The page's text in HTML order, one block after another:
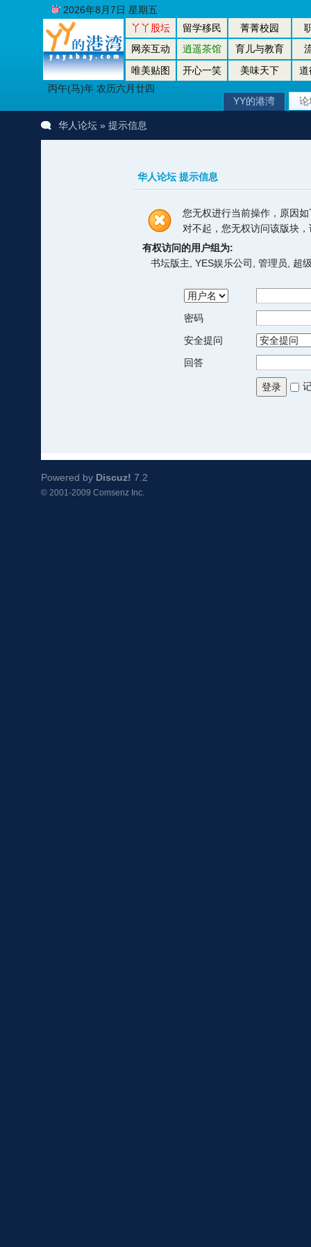
丫丫股坛 留学移民 菁菁校园
网亲互动
逍遥茶馆 育儿与教育
唯美贴图
开心一笑 美味天下
道
丙午(马)年 农历六月廿四
2026年8月7日 星期五
YY的港湾 论
华人论坛» 提示信息
华人论坛 提示信息
您无权进行当前操作，原因如
对不起，您无权访问该版块
有权访问的用户组为:
书坛版主, YES娱乐公司, 管理员, 超
密码
安全提问
回答
登录
Powered by Discuz! 7.2
© 2001-2009 Comsenz Inc.